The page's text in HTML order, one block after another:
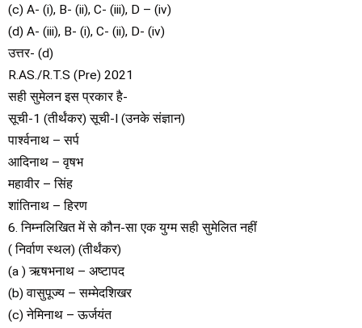
(c) A- (i), B- (ii), C- (iii), D – (iv)
(d) A- (iii), B- (i), C- (ii), D- (iv)
उत्तर- (d)
R.AS./R.T.S (Pre) 2021
सही सुमेलन इस प्रकार है-
सूची-1 (तीर्थंकर) सूची-I (उनके संज्ञान)
पार्श्वनाथ – सर्प
आदिनाथ – वृषभ
महावीर – सिंह
शांतिनाथ – हिरण
6. निम्नलिखित में से कौन-सा एक युग्म सही सुमेलित नहीं
( निर्वाण स्थल) (तीर्थंकर)
(a ) ऋषभनाथ – अष्टापद
(b) वासुपूज्य – सम्मेदशिखर
(c) नेमिनाथ – ऊर्जयंत